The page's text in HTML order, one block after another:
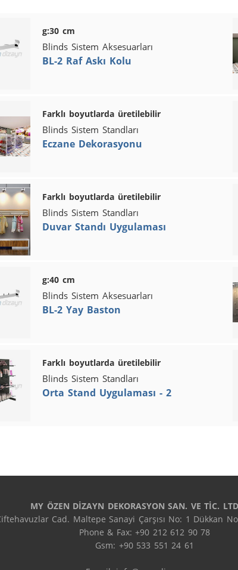
g:30 cm
Blinds Sistem Aksesuarları
BL-2 Raf Askı Kolu
Farklı boyutlarda üretilebilir
Blinds Sistem Standları
Eczane Dekorasyonu
Farklı boyutlarda üretilebilir
Blinds Sistem Standları
Duvar Standı Uygulaması
g:40 cm
Blinds Sistem Aksesuarları
BL-2 Yay Baston
Farklı boyutlarda üretilebilir
Blinds Sistem Standları
Orta Stand Uygulaması - 2
MY ÖZEN DİZAYN DEKORASYON SAN. VE TİC.
Cad. Maltepe Sanayi Çarşısı No: 1 Dükkan
Phone & Fax: +90 212 612 90 78
Gsm: +90 533 551 24 61